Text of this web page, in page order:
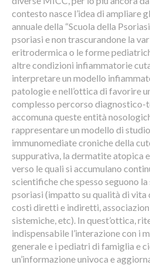
contesto nasce l’idea di ampliare
annuale della “Scuola della
psoriasi e non trascurandone la
eritrodermica o le forme
altre condizioni infiammatorie
interpretare un modello
patologie e nell’ottica di favorire
complesso percorso diagnostico-
accomuna queste entità
rappresentare un modello di
immunomediate croniche della
suppurativa, la dermatite atopica
verso le quali si accumulano
scientifiche che spesso seguono la
psoriasi (impatto su qualità di vita
costi diretti e indiretti,
sistemiche, etc). In quest’ottica,
indispensabile l’interazione con i
generale e i pediatri di famiglia e
un’informazione univoca e